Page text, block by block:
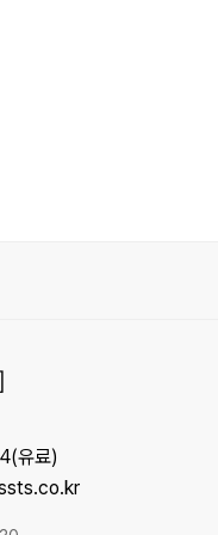
유료)